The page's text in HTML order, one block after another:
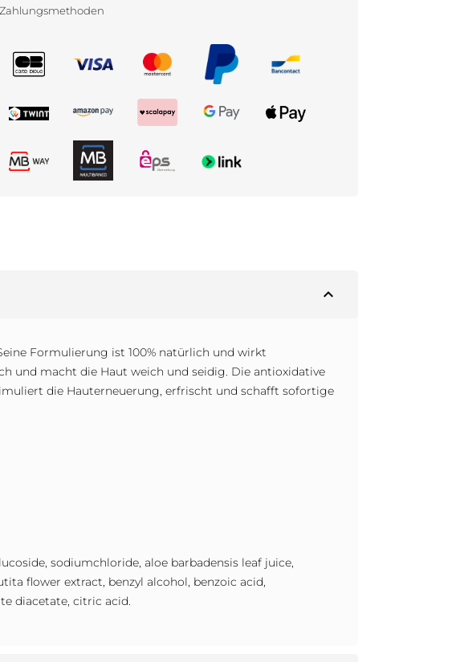
expand_less
Formulierung ist 100% natürlich und wirkt
und macht die Haut weich und seidig. Die antioxidative
die Hauterneuerung, erfrischt und schafft sofortige
sodiumchloride, aloe barbadensis leaf juice,
flower extract, benzyl alcohol, benzoic acid,
diacetate, citric acid.